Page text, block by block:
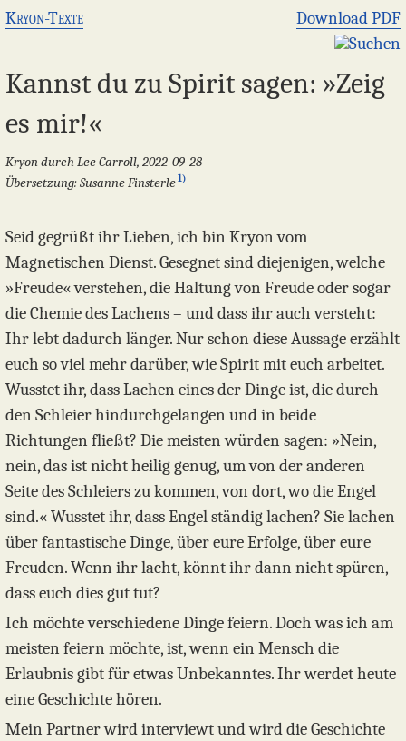
Kryon-Texte
Download PDF
Suchen
Kannst du zu Spirit sagen: »Zeig
es mir!«
Kryon durch Lee Carroll, 2022-09-28
Übersetzung: Susanne Finsterle1)
Seid gegrüßt ihr Lieben, ich bin Kryon vom
Magnetischen Dienst. Gesegnet sind diejenigen, welche
»Freude« verstehen, die Haltung von Freude oder sogar
die Chemie des Lachens – und dass ihr auch versteht:
Ihr lebt dadurch länger. Nur schon diese Aussage erzählt
euch so viel mehr darüber, wie Spirit mit euch arbeitet.
Wusstet ihr, dass Lachen eines der Dinge ist, die durch
den Schleier hindurchgelangen und in beide
Richtungen fließt? Die meisten würden sagen: »Nein,
nein, das ist nicht heilig genug, um von der anderen
Seite des Schleiers zu kommen, von dort, wo die Engel
sind.« Wusstet ihr, dass Engel ständig lachen? Sie lachen
über fantastische Dinge, über eure Erfolge, über eure
Freuden. Wenn ihr lacht, könnt ihr dann nicht spüren,
dass euch dies gut tut?
Ich möchte verschiedene Dinge feiern. Doch was ich am
meisten feiern möchte, ist, wenn ein Mensch die
Erlaubnis gibt für etwas Unbekanntes. Ihr werdet heute
eine Geschichte hören.
Mein Partner wird interviewt und wird die Geschichte